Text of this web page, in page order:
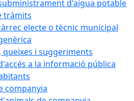
d'aigua potable
tràmits
electe o tècnic municipal
queixes i suggeriments
a la informació pública
companyia